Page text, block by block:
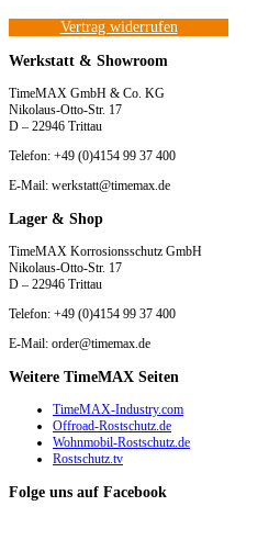
Vertrag widerrufen
Werkstatt & Showroom
TimeMAX GmbH & Co. KG
Nikolaus-Otto-Str. 17
D – 22946 Trittau
Telefon: +49 (0)4154 99 37 400
E-Mail: werkstatt@timemax.de
Lager & Shop
TimeMAX Korrosionsschutz GmbH
Nikolaus-Otto-Str. 17
D – 22946 Trittau
Telefon: +49 (0)4154 99 37 400
E-Mail: order@timemax.de
Weitere TimeMAX Seiten
TimeMAX-Industry.com
Offroad-Rostschutz.de
Wohnmobil-Rostschutz.de
Rostschutz.tv
Folge uns auf Facebook